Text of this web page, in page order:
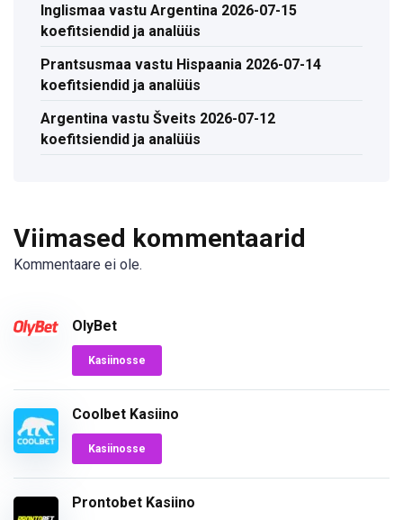
Inglismaa vastu Argentina 2026-07-15
koefitsiendid ja analüüs
Prantsusmaa vastu Hispaania 2026-07-14
koefitsiendid ja analüüs
Argentina vastu Šveits 2026-07-12
koefitsiendid ja analüüs
Viimased kommentaarid
Kommentaare ei ole.
OlyBet
Kasiinosse
Coolbet Kasiino
Kasiinosse
Prontobet Kasiino